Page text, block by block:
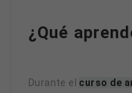
¿Qué
Durante el curso de